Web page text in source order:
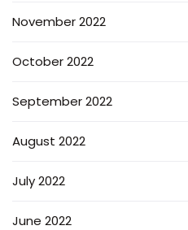
November 2022
October 2022
September 2022
August 2022
July 2022
June 2022